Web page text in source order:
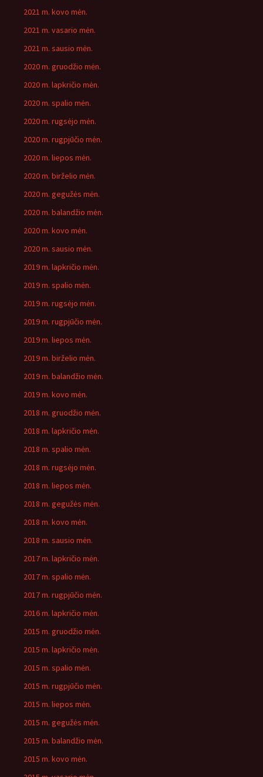
2021 m. kovo mėn.
2021 m. vasario mėn.
2021 m. sausio mėn.
2020 m. gruodžio mėn.
2020 m. lapkričio mėn.
2020 m. spalio mėn.
2020 m. rugsėjo mėn.
2020 m. rugpjūčio mėn.
2020 m. liepos mėn.
2020 m. birželio mėn.
2020 m. gegužės mėn.
2020 m. balandžio mėn.
2020 m. kovo mėn.
2020 m. sausio mėn.
2019 m. lapkričio mėn.
2019 m. spalio mėn.
2019 m. rugsėjo mėn.
2019 m. rugpjūčio mėn.
2019 m. liepos mėn.
2019 m. birželio mėn.
2019 m. balandžio mėn.
2019 m. kovo mėn.
2018 m. gruodžio mėn.
2018 m. lapkričio mėn.
2018 m. spalio mėn.
2018 m. rugsėjo mėn.
2018 m. liepos mėn.
2018 m. gegužės mėn.
2018 m. kovo mėn.
2018 m. sausio mėn.
2017 m. lapkričio mėn.
2017 m. spalio mėn.
2017 m. rugpjūčio mėn.
2016 m. lapkričio mėn.
2015 m. gruodžio mėn.
2015 m. lapkričio mėn.
2015 m. spalio mėn.
2015 m. rugpjūčio mėn.
2015 m. liepos mėn.
2015 m. gegužės mėn.
2015 m. balandžio mėn.
2015 m. kovo mėn.